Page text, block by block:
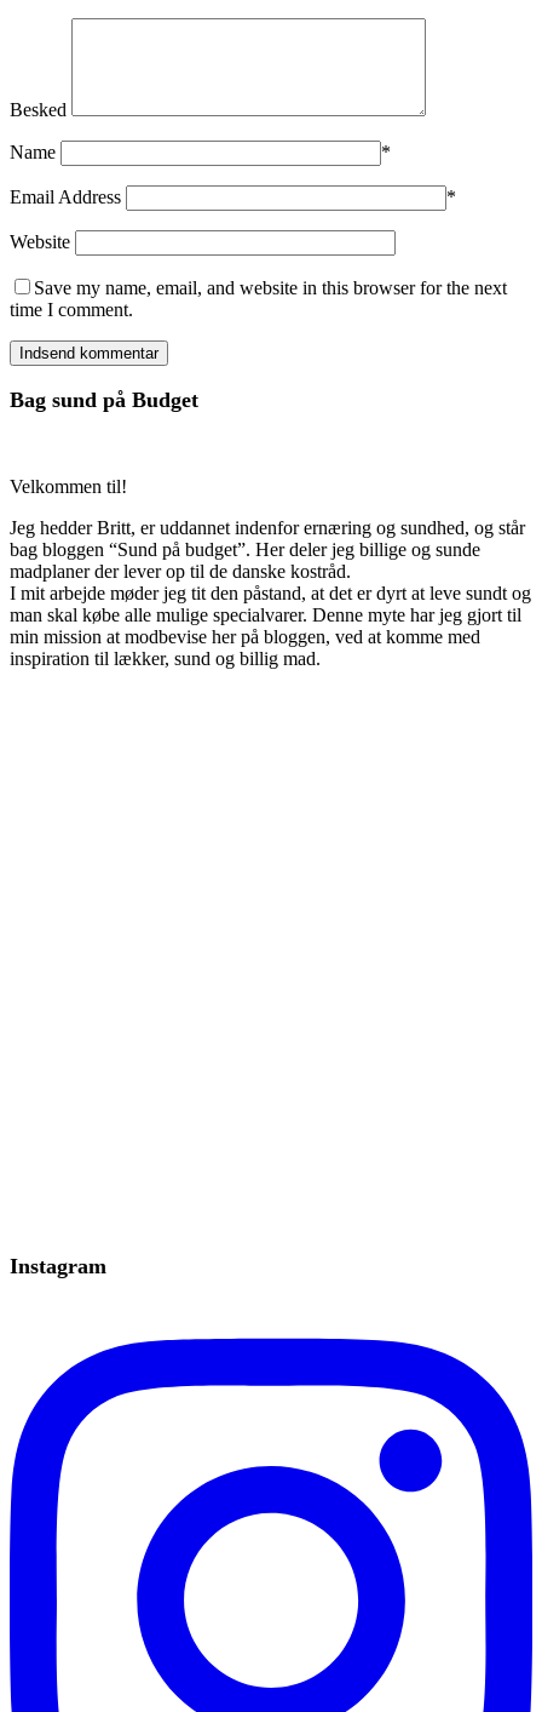
Besked
Name *
Email Address *
Website
Save my name, email, and website in this browser for the next
time I comment.
Bag sund på Budget
Velkommen til!
Jeg hedder Britt, er uddannet indenfor ernæring og sundhed, og står
bag bloggen “Sund på budget”. Her deler jeg billige og sunde
madplaner der lever op til de danske kostråd.
I mit arbejde møder jeg tit den påstand, at det er dyrt at leve sundt og
man skal købe alle mulige specialvarer. Denne myte har jeg gjort til
min mission at modbevise her på bloggen, ved at komme med
inspiration til lækker, sund og billig mad.
Instagram